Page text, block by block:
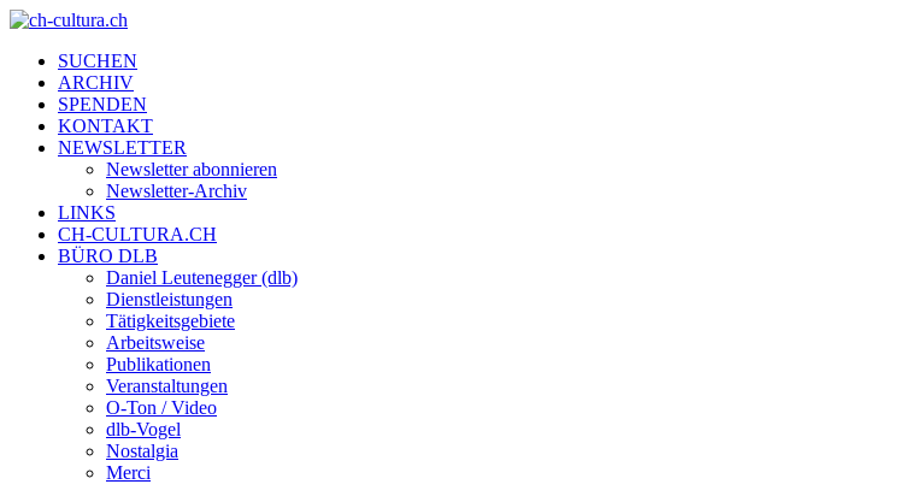
SUCHEN
ARCHIV
SPENDEN
KONTAKT
NEWSLETTER
Newsletter abonnieren
Newsletter-Archiv
LINKS
CH-CULTURA.CH
BÜRO DLB
Daniel Leutenegger (dlb)
Dienstleistungen
Tätigkeitsgebiete
Arbeitsweise
Publikationen
Veranstaltungen
O-Ton / Video
dlb-Vogel
Nostalgia
Merci